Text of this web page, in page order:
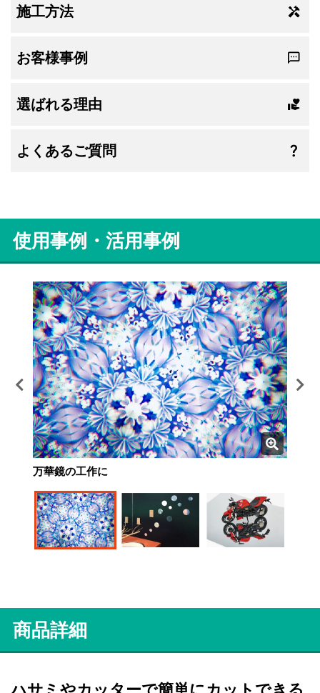
施工方法
お客様事例
選ばれる理由
よくあるご質問
使用事例・活用事例
万華鏡の工作に
壁面装飾に
フィギュアの台座に
子供用クローゼットの姿見に
商品詳細
ハサミやカッターで簡単にカットできる